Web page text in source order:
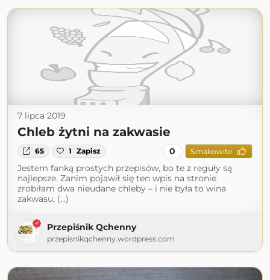
7 lipca 2019
Chleb żytni na zakwasie
65 1 Zapisz 0 Smakowite
Jestem fanką prostych przepisów, bo te z reguły są
najlepsze. Zanim pojawił się ten wpis na stronie
zrobiłam dwa nieudane chleby – i nie była to wina
zakwasu, (...)
Przepiśnik Qchenny
przepisnikqchenny.wordpress.com